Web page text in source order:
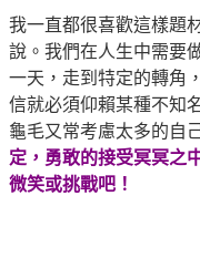
我一直都很喜歡這樣題
說。我們在人生中需要
一天，走到特定的轉角
信就必須仰賴某種不知
龜毛又常考慮太多的自
定，勇敢的接受冥冥之
微笑或挑戰吧！